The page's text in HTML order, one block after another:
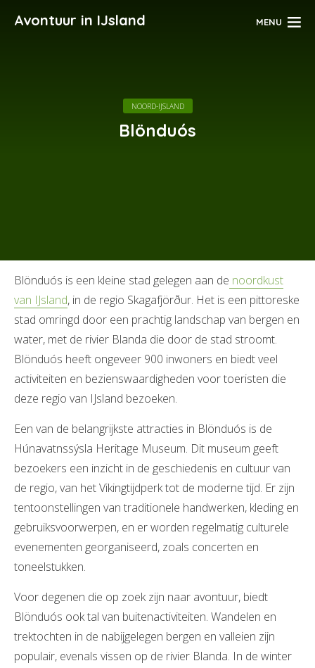
Avontuur in IJsland MENU
NOORD-IJSLAND
Blönduós
Blönduós is een kleine stad gelegen aan de noordkust
van IJsland, in de regio Skagafjörður. Het is een pittoreske
stad omringd door een prachtig landschap van bergen en
water, met de rivier Blanda die door de stad stroomt.
Blönduós heeft ongeveer 900 inwoners en biedt veel
activiteiten en bezienswaardigheden voor toeristen die
deze regio van IJsland bezoeken.
Een van de belangrijkste attracties in Blönduós is de
Húnavatnssýsla Heritage Museum. Dit museum geeft
bezoekers een inzicht in de geschiedenis en cultuur van
de regio, van het Vikingtijdperk tot de moderne tijd. Er zijn
tentoonstellingen van traditionele handwerken, kleding en
gebruiksvoorwerpen, en er worden regelmatig culturele
evenementen georganiseerd, zoals concerten en
toneelstukken.
Voor degenen die op zoek zijn naar avontuur, biedt
Blönduós ook tal van buitenactiviteiten. Wandelen en
trektochten in de nabijgelegen bergen en valleien zijn
populair, evenals vissen op de rivier Blanda. In de winter